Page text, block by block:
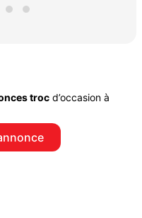
troc d’occasion à